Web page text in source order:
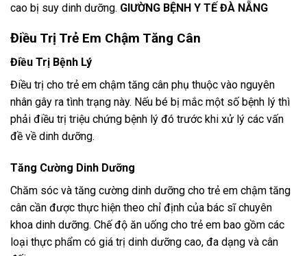
cao bị suy dinh dưỡng. GIƯỜNG BỆNH Y TẾ ĐÀ NẴNG
Điều Trị Trẻ Em Chậm Tăng Cân
Điều Trị Bệnh Lý
Điều trị cho trẻ em chậm tăng cân phụ thuộc vào nguyên
nhân gây ra tình trạng này. Nếu bé bị mắc một số bệnh lý thì
phải điều trị triệu chứng bệnh lý đó trước khi xử lý các vấn
đề về dinh dưỡng.
Tăng Cường Dinh Dưỡng
Chăm sóc và tăng cường dinh dưỡng cho trẻ em chậm tăng
cân cần được thực hiện theo chỉ định của bác sĩ chuyên
khoa dinh dưỡng. Chế độ ăn uống cho trẻ em bao gồm các
loại thực phẩm có giá trị dinh dưỡng cao, đa dạng và cân